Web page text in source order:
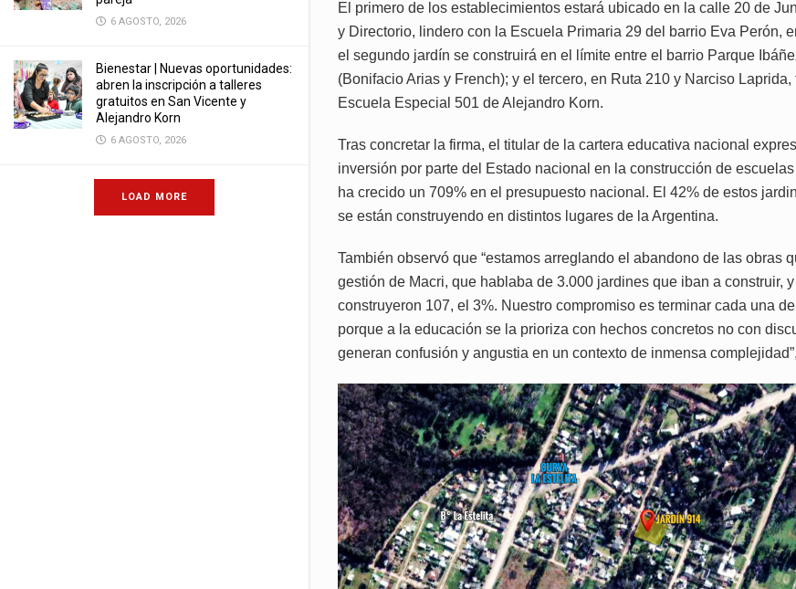
6 AGOSTO, 2026
Bienestar | Nuevas oportunidades:
abren la inscripción a talleres
gratuitos en San Vicente y
Alejandro Korn
6 AGOSTO, 2026
LOAD MORE
El primero de los establecimientos estará ubicado en la calle 20 de
y Directorio, lindero con la Escuela Primaria 29 del barrio Eva Perón,
el segundo jardín se construirá en el límite entre el barrio Parque
(Bonifacio Arias y French); y el tercero, en Ruta 210 y Narciso Laprida,
Escuela Especial 501 de Alejandro Korn.
Tras concretar la firma, el titular de la cartera educativa nacional
inversión por parte del Estado nacional en la construcción de
ha crecido un 709% en el presupuesto nacional. El 42% de estos
se están construyendo en distintos lugares de la Argentina.
También observó que “estamos arreglando el abandono de las obras
gestión de Macri, que hablaba de 3.000 jardines que iban a construir,
construyeron 107, el 3%. Nuestro compromiso es terminar cada una
porque a la educación se la prioriza con hechos concretos no con
generan confusión y angustia en un contexto de inmensa